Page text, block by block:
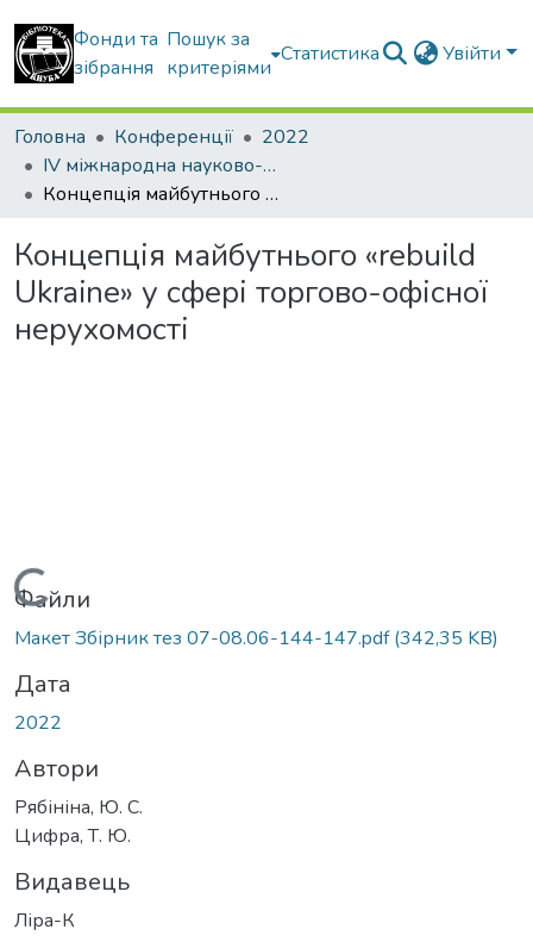
Фонди та
зібрання
Пошук за
критеріями
Статистика Увійти
Головна Конференції
2022
IV міжнародна науково-практична конференція “Економіко-управлінські та інформаційно-аналітичні новації в будівництві”
Концепція майбутнього «rebuild Ukraine» у сфері торгово-офісної нерухомості
Концепція майбутнього «rebuild
Ukraine» у сфері торгово-офісної
нерухомості
Вантажиться...
Файли
Макет Збірник тез 07-08.06-144-147.pdf(342,35 KB)
Дата
2022
Автори
Рябініна, Ю. С.
Цифра, Т. Ю.
Видавець
Ліра-К